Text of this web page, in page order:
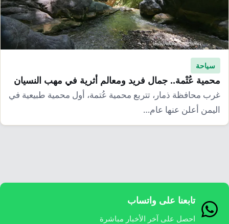
معيشة
قصة
انفوجرافيك
قصص رقمية
تقارير صور
فيديو
سياحة
محمية عُتْمة.. جمال فريد ومعالم أثرية في مهب النسيان
غرب محافظة ذمار، تتربع محمية عُتمة، أول محمية طبيعية في
اليمن أعلن عنها عام…
تابعنا على واتساب
احصل على آخر الأخبار مباشرة